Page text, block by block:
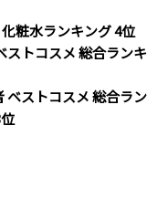
粧水ランキング 4位
ストコスメ 総合ランキ
ベストコスメ 総合ラン